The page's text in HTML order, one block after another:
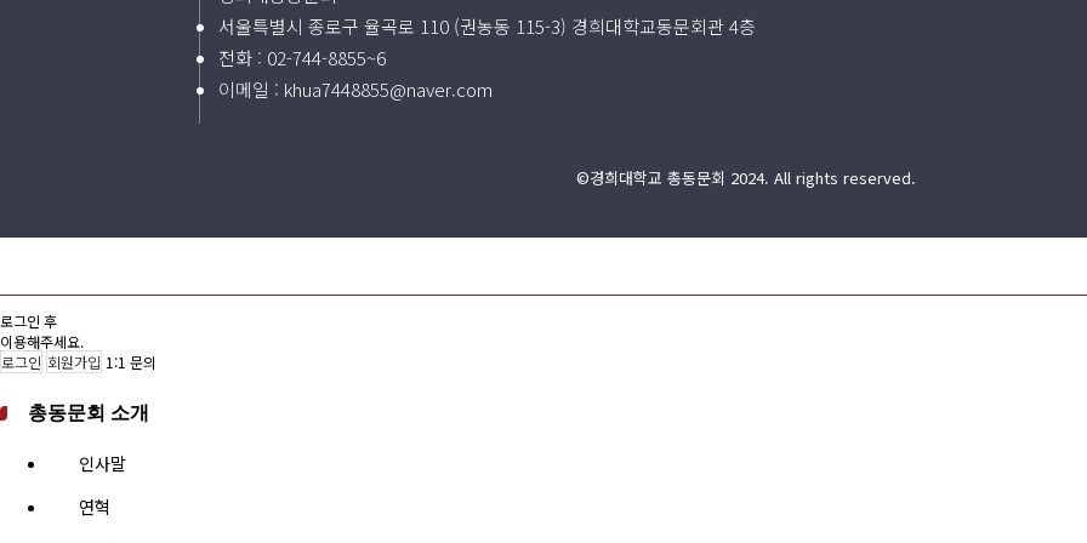
서울특별시 종로구 율곡로 110 (권농동 115-3) 경희대학교동문회관 4층
전화 : 02-744-8855~6
이메일 : khua7448855@naver.com
©경희대학교 총동문회 2024. All rights reserved.
로그인 후
이용해주세요.
로그인 회원가입 1:1 문의
총동문회 소개
인사말
연혁